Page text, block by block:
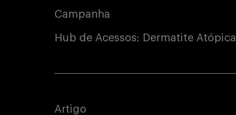
Campanha
Hub de Acessos: Dermatite Atópica
Artigo